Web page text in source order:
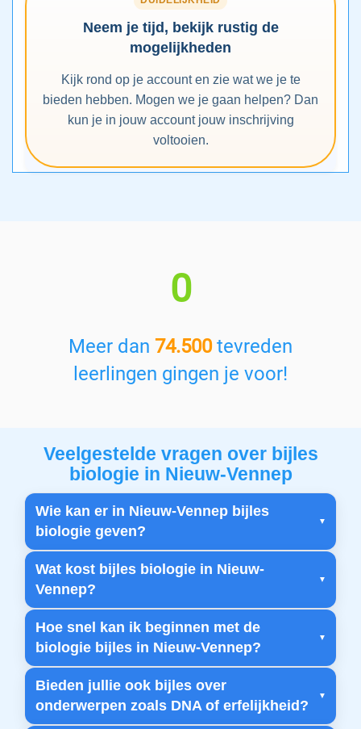
Neem je tijd, bekijk rustig de
mogelijkheden
Kijk rond op je account en zie wat we je te
bieden hebben. Mogen we je gaan helpen? Dan
kun je in jouw account jouw inschrijving
voltooien.
0
Meer dan 74.500tevreden
leerlingen gingen je voor!
Veelgestelde vragen over bijles
biologie in Nieuw-Vennep
Wie kan er in Nieuw-Vennep bijles
biologie geven?
Wat kost bijles biologie in Nieuw-
Vennep?
Hoe snel kan ik beginnen met de
biologie bijles in Nieuw-Vennep?
Bieden jullie ook bijles over
onderwerpen zoals DNA of erfelijkheid?